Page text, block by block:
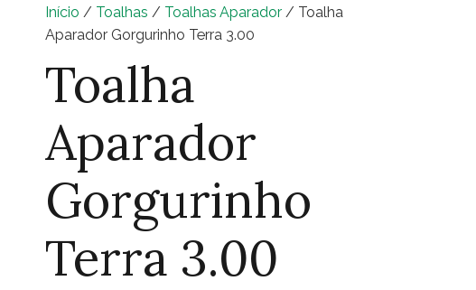
Início / Toalhas / Toalhas Aparador/ Toalha
Aparador Gorgurinho Terra 3.00
Toalha
Aparador
Gorgurinho
Terra 3.00